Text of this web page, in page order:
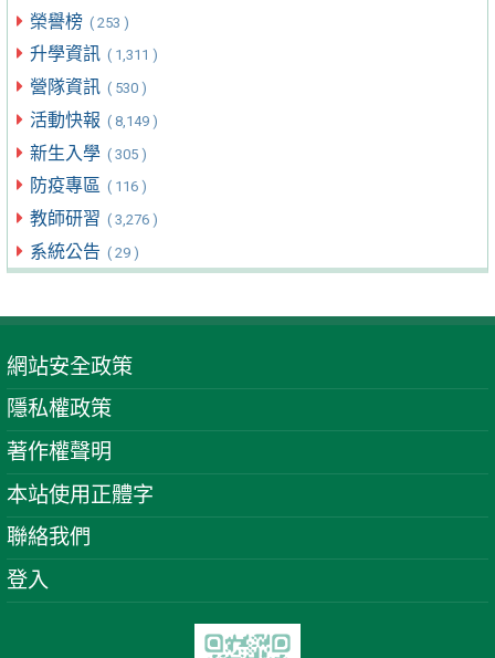
榮譽榜 ( 253 )
升學資訊 ( 1,311 )
營隊資訊 ( 530 )
活動快報 ( 8,149 )
新生入學 ( 305 )
防疫專區 ( 116 )
教師研習 ( 3,276 )
系統公告 ( 29 )
網站安全政策
隱私權政策
著作權聲明
本站使用正體字
聯絡我們
登入